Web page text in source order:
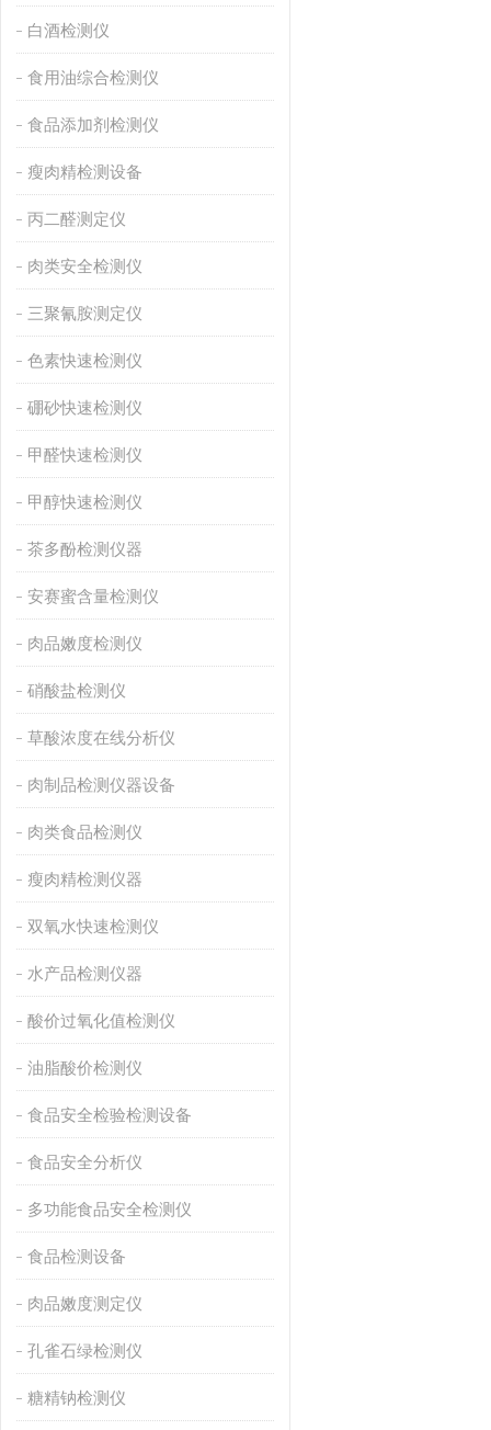
白酒检测仪
食用油综合检测仪
食品添加剂检测仪
瘦肉精检测设备
丙二醛测定仪
肉类安全检测仪
三聚氰胺测定仪
色素快速检测仪
硼砂快速检测仪
甲醛快速检测仪
甲醇快速检测仪
茶多酚检测仪器
安赛蜜含量检测仪
肉品嫩度检测仪
硝酸盐检测仪
草酸浓度在线分析仪
肉制品检测仪器设备
肉类食品检测仪
瘦肉精检测仪器
双氧水快速检测仪
水产品检测仪器
酸价过氧化值检测仪
油脂酸价检测仪
食品安全检验检测设备
食品安全分析仪
多功能食品安全检测仪
食品检测设备
肉品嫩度测定仪
孔雀石绿检测仪
糖精钠检测仪